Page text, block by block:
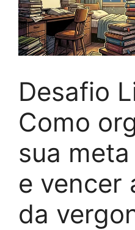
Desafio
Como
sua
e vencer
da